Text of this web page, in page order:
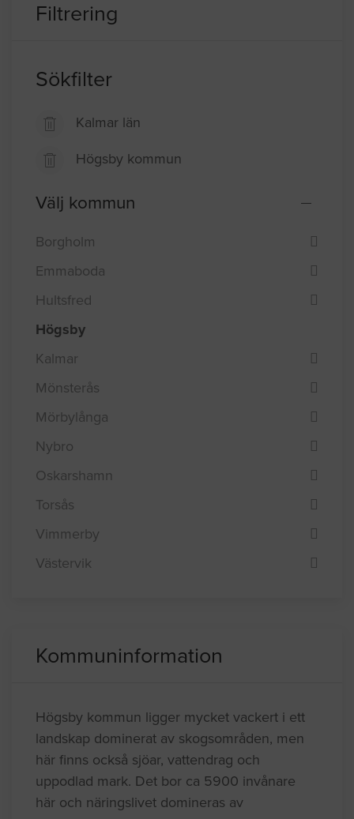
Filtrering
Sökfilter
Kalmar län
Högsby kommun
Välj kommun
Borgholm
Emmaboda
Hultsfred
Högsby
Kalmar
Mönsterås
Mörbylånga
Nybro
Oskarshamn
Torsås
Vimmerby
Västervik
Kommuninformation
Högsby kommun ligger mycket vackert i ett
landskap dominerat av skogsområden, men
här finns också sjöar, vattendrag och
uppodlad mark. Det bor ca 5900 invånare
här och näringslivet domineras av